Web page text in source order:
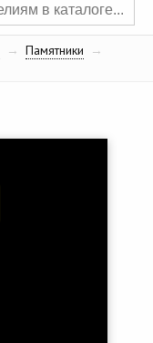
→ Памятники
→